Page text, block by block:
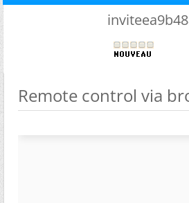
Remote control via